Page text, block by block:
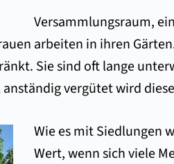
Versammlungsraum,
arbeiten in ihren
Sie sind oft lange
vergütet wird
Wie es mit Siedlungen
Wert, wenn sich viele